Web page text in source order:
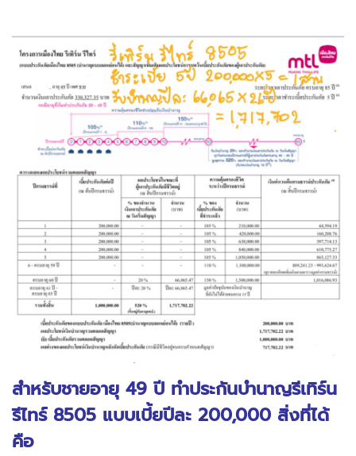
สำหรับชายอายุ 49 ปี ทำประกันบำนาญรีเทิร์น
รีไทร์ 8505 แบบเบี้ยปีละ 200,000 สิ่งที่ได้
คือ